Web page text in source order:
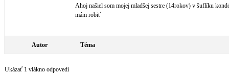
Ahoj našiel som mojej mladšej sestre (14rokov) v šuflíku
mám robiť
Autor Téma
Ukázať 1 vlákno odpovedí